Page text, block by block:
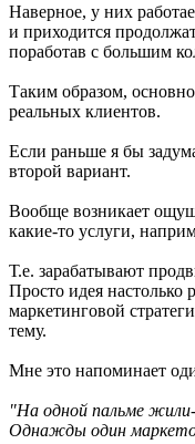
Наверное, у них
и приходится
поработав с большим
Таким образом,
реальных клиентов.
Если раньше я бы
второй вариант.
Вообще возникает
какие-то услуги,
Т.е. зарабатывают
Просто идея настолько
маркетинговой
тему.
Мне это напоминает
"На одной пальме
Однажды один